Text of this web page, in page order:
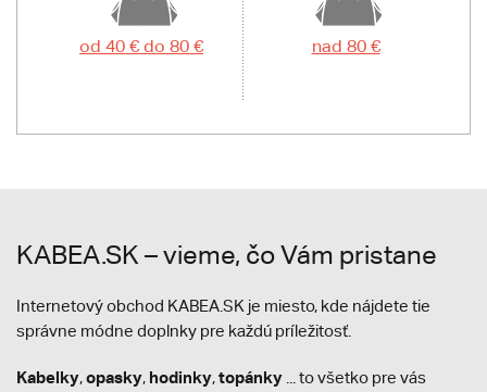
od 40 € do 80 € nad 80 €
KABEA.SK – vieme, čo Vám pristane
Internetový obchod KABEA.SK je miesto, kde nájdete tie
správne módne doplnky pre každú príležitosť.
Kabelky,opasky, hodinky,topánky ... to všetko pre vás